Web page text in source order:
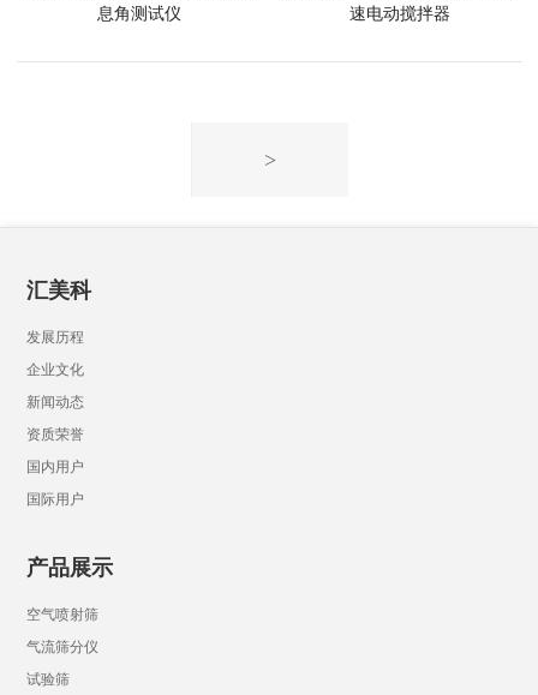
息角测试仪
速电动搅拌器
>
汇美科
发展历程
企业文化
新闻动态
资质荣誉
国内用户
国际用户
产品展示
空气喷射筛
气流筛分仪
试验筛